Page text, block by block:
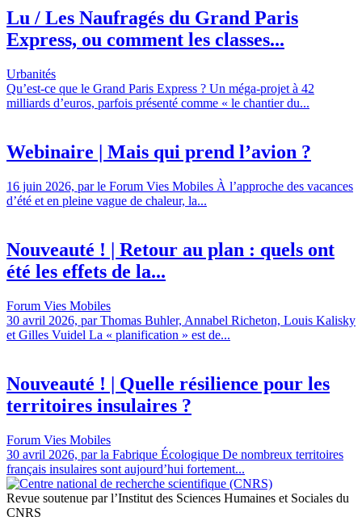
Lu / Les Naufragés du Grand Paris
Express, ou comment les classes...
Urbanités
Qu’est-ce que le Grand Paris Express ? Un méga-projet à 42
milliards d’euros, parfois présenté comme « le chantier du...
Webinaire | Mais qui prend l’avion ?
16 juin 2026, par le Forum Vies Mobiles À l’approche des vacances
d’été et en pleine vague de chaleur, la...
Nouveauté ! | Retour au plan : quels ont
été les effets de la...
Forum Vies Mobiles
30 avril 2026, par Thomas Buhler, Annabel Richeton, Louis Kalisky
et Gilles Vuidel La « planification » est de...
Nouveauté ! | Quelle résilience pour les
territoires insulaires ?
Forum Vies Mobiles
30 avril 2026, par la Fabrique Écologique De nombreux territoires
français insulaires sont aujourd’hui fortement...
Revue soutenue par l’Institut des Sciences Humaines et Sociales du
CNRS